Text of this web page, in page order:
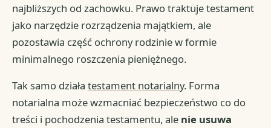
najbliższych od zachowku. Prawo traktuje testament
jako narzędzie rozrządzenia majątkiem, ale
pozostawia część ochrony rodzinie w formie
minimalnego roszczenia pieniężnego.
Tak samo działatestament notarialny. Forma
notarialna może wzmacniać bezpieczeństwo co do
treści i pochodzenia testamentu, ale nie usuwa